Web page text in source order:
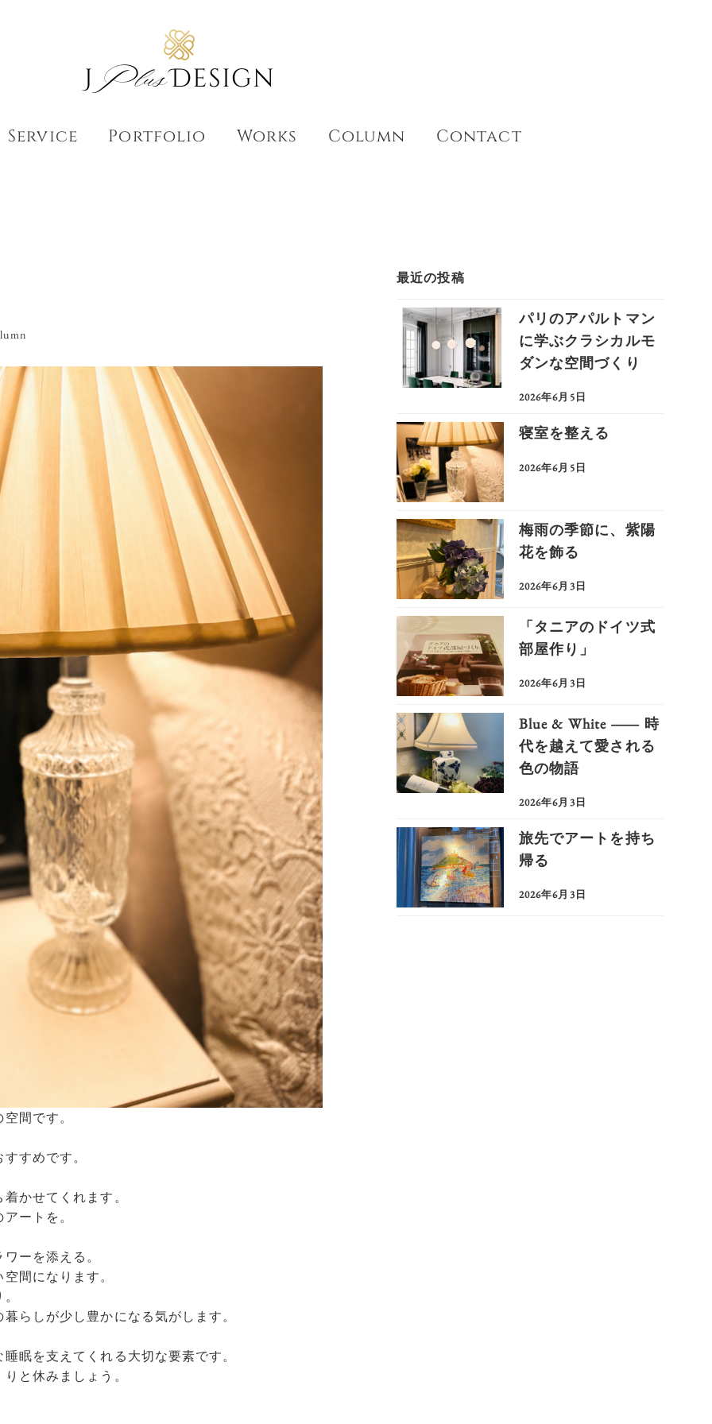
Service Portfolio Works Column Contact
リー
間です。
すめです。
かせてくれます。
ートを。
ーを添える。
間になります。
らしが少し豊かになる気がします。
眠を支えてくれる大切な要素です。
と休みましょう。
最近の投稿
パリのアパルトマン
に学ぶクラシカルモ
ダンな空間づくり
更新日
2026年6月5日
寝室を整える
更新日
2026年6月5日
梅雨の季節に、紫陽
花を飾る
更新日
2026年6月3日
「タニアのドイツ式
部屋作り」
更新日
2026年6月3日
Blue & White ― 時
代を越えて愛される
色の物語
更新日
2026年6月3日
旅先でアートを持ち
帰る
更新日
2026年6月3日